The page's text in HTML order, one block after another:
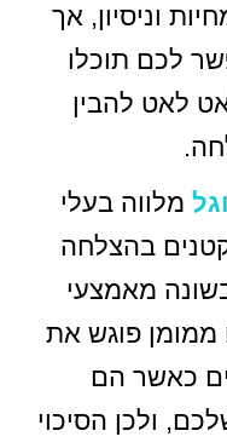
וניסיון, אך
לכם תוכלו
לאט להבין
מלווה בעלי
בהצלחה
מאמצעי
פוגש את
כאשר הם
ולכן הסיכוי